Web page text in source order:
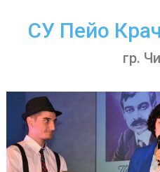
contentСУ Пейо
гр.